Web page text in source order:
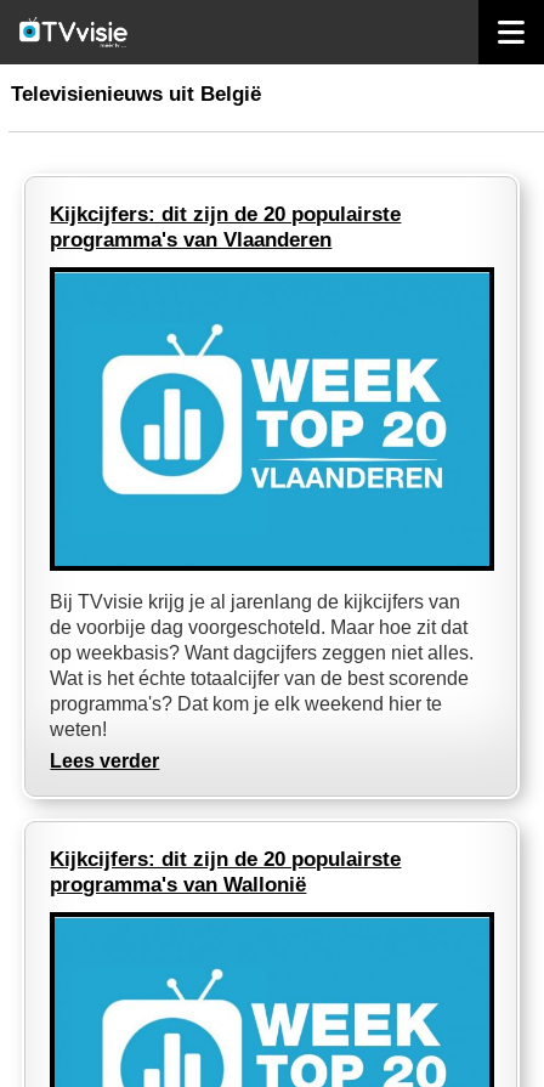
nieuws belgië
Televisienieuws uit België
Kijkcijfers: dit zijn de 20 populairste
programma's van Vlaanderen
Bij TVvisie krijg je al jarenlang de kijkcijfers van
de voorbije dag voorgeschoteld. Maar hoe zit dat
op weekbasis? Want dagcijfers zeggen niet alles.
Wat is het échte totaalcijfer van de best scorende
programma's? Dat kom je elk weekend hier te
weten!
Lees verder
Kijkcijfers: dit zijn de 20 populairste
programma's van Wallonië